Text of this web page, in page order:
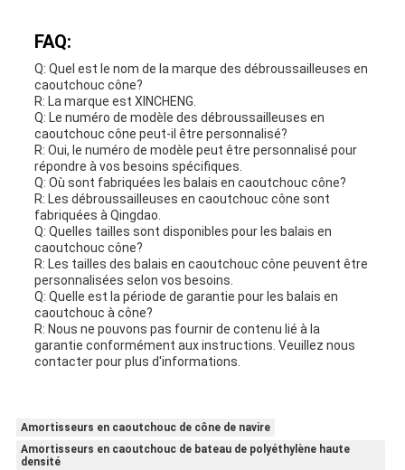
FAQ:
Q: Quel est le nom de la marque des débroussailleuses en
caoutchouc cône?
R: La marque est XINCHENG.
Q: Le numéro de modèle des débroussailleuses en
caoutchouc cône peut-il être personnalisé?
R: Oui, le numéro de modèle peut être personnalisé pour
répondre à vos besoins spécifiques.
Q: Où sont fabriquées les balais en caoutchouc cône?
R: Les débroussailleuses en caoutchouc cône sont
fabriquées à Qingdao.
Q: Quelles tailles sont disponibles pour les balais en
caoutchouc cône?
R: Les tailles des balais en caoutchouc cône peuvent être
personnalisées selon vos besoins.
Q: Quelle est la période de garantie pour les balais en
caoutchouc à cône?
R: Nous ne pouvons pas fournir de contenu lié à la
garantie conformément aux instructions. Veuillez nous
contacter pour plus d'informations.
Amortisseurs en caoutchouc de cône de navire
Amortisseurs en caoutchouc de bateau de polyéthylène haute
densité